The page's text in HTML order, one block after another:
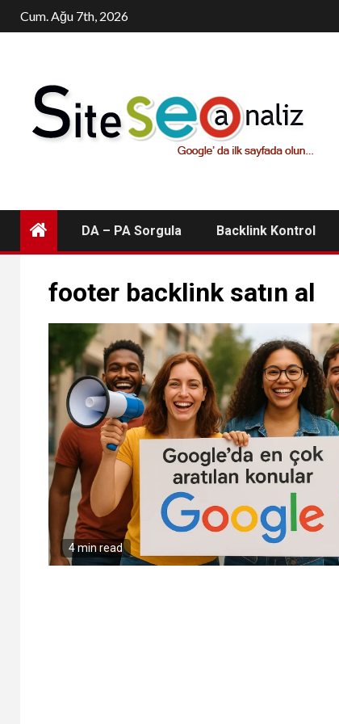
Skip
to
Cum. Ağu 7th, 2026
DA – PA Sorgula Backlink Kontrol
footer backlink satın al
4 min read